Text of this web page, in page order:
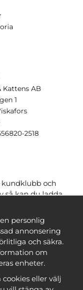
Kattens AB
1
2518
kundklubb och
så kan du ladda
många
ser vilka som
personlig
annonsering
och säkra.
om
enheter.
eller välj